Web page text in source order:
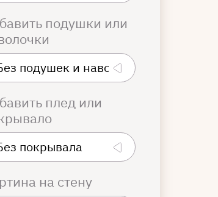
подушки или
плед или
на стену